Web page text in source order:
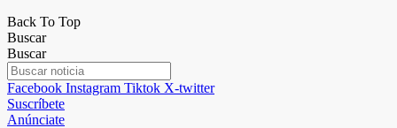
Back To Top
Buscar
Buscar
Facebook Instagram Tiktok X-twitter
Suscríbete
Anúnciate